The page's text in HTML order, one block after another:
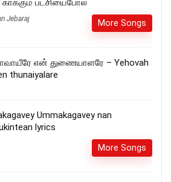
காக்கும் பட்சியைபோல
Jebaraj More Songs
என் துணையாளரே – Yehovah
thunaiyalare
Ummakagavey nan
lyrics
More Songs